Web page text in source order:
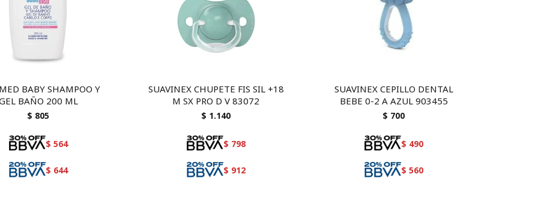
BABY SHAMPOO Y
BAÑO 200 ML
$ 805
$ 564
$ 644
SUAVINEX CHUPETE FIS SIL +18
M SX PRO D V 83072
$ 1.140
$ 798
$ 912
SUAVINEX CEPILLO DENTAL
BEBE 0-2 A AZUL 903455
$ 700
$ 490
$ 560